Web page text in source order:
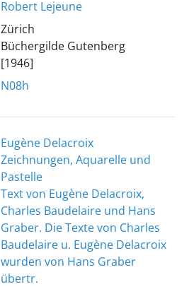
Robert Lejeune
Zürich
Büchergilde Gutenberg
[1946]
N08h
Eugène Delacroix
Zeichnungen, Aquarelle und
Pastelle
Text von Eugène Delacroix,
Charles Baudelaire und Hans
Graber. Die Texte von Charles
Baudelaire u. Eugène Delacroix
wurden von Hans Graber
übertr.